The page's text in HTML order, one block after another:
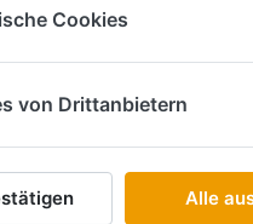
Cookies
von Drittanbietern
Alle